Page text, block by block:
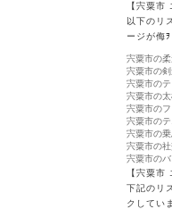
【宍粟市
以下のリ
ージが侮
宍粟市の
宍粟市の
宍粟市の
宍粟市の
宍粟市の
宍粟市の
宍粟市の
宍粟市の
宍粟市の
【宍粟市
下記のリ
クしてい